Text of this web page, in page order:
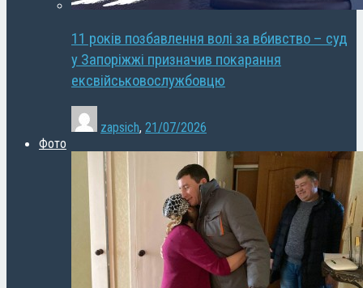
11 років позбавлення волі за вбивство – суд
у Запоріжжі призначив покарання
ексвійськовослужбовцю
zapsich, 21/07/2026
Фото